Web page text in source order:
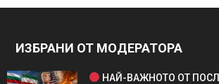
ИЗБРАНИ ОТ МОДЕРАТОРА
НАЙ-ВАЖНОТО ОТ